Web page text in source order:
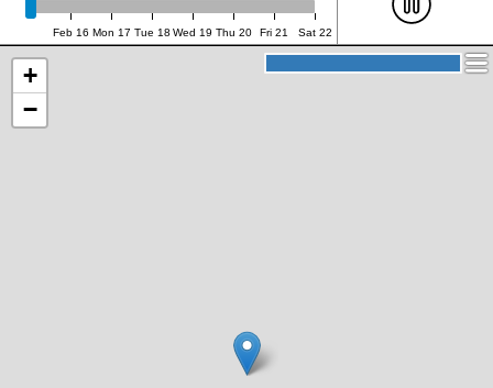
Feb 16 Mon 17 Tue 18 Wed 19 Thu 20 Fri 21 Sat 22
+
−